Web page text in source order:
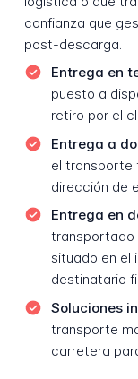
confianza que
post-descarga.
Entrega en
puesto a
retiro por el
Entrega a
el transporte
dirección de
Entrega en
transportado
situado en el
destinatario
Soluciones
transporte
carretera